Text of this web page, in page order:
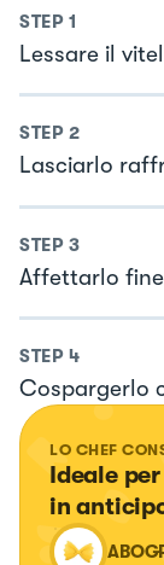
STEP 1
Lessare il
STEP 2
Lasciarlo
STEP 3
Affettarlo
STEP 4
Cospargerlo
LO CHEF
Ideale
in